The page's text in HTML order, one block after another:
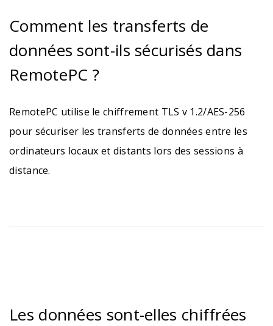
Comment les transferts de
données sont-ils sécurisés dans
RemotePC ?
RemotePC utilise le chiffrement TLS v 1.2/AES-256
pour sécuriser les transferts de données entre les
ordinateurs locaux et distants lors des sessions à
distance.
Les données sont-elles chiffrées